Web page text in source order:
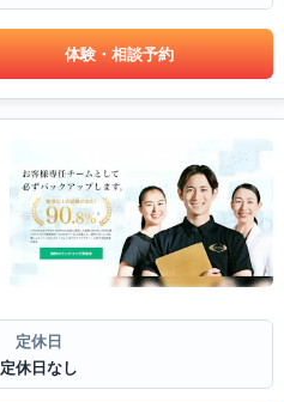
体験・相談予約
定休日
定休日なし